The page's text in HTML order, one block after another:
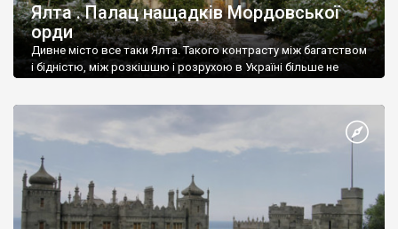
Ялта . Палац нащадків Мордовської
орди
Дивне місто все таки Ялта. Такого контрасту між багатством
і бідністю, між розкішшю і розрухою в Україні більше не